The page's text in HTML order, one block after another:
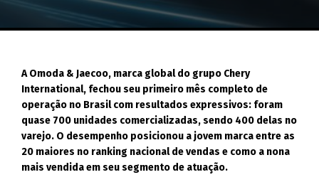
A Omoda & Jaecoo, marca global do grupo Chery
International, fechou seu primeiro mês completo de
operação no Brasil com resultados expressivos: foram
quase 700 unidades comercializadas, sendo 400 delas no
varejo. O desempenho posicionou a jovem marca entre as
20 maiores no ranking nacional de vendas e como a nona
mais vendida em seu segmento de atuação.